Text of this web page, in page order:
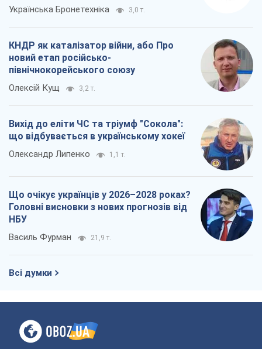
Українська Бронетехніка 3,0 т.
КНДР як каталізатор війни, або Про
новий етап російсько-
північнокорейського союзу
Олексій Кущ 3,2 т.
Вихід до еліти ЧС та тріумф "Сокола":
що відбувається в українському хокеї
Олександр Липенко 1,1 т.
Що очікує українців у 2026–2028 роках?
Головні висновки з нових прогнозів від
НБУ
Василь Фурман 21,9 т.
Всі думки